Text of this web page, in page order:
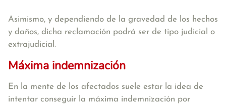
Asimismo, y dependiendo de la gravedad de los hechos
y daños, dicha reclamación podrá ser de tipo judicial o
extrajudicial.
Máxima indemnización
En la mente de los afectados suele estar la idea de
intentar conseguir la máxima indemnización por